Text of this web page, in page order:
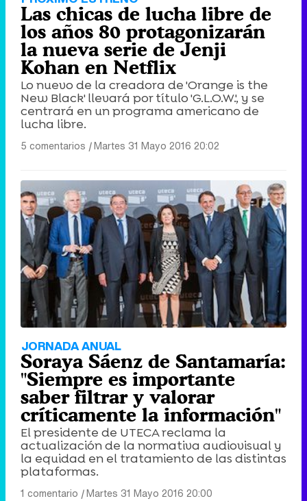
Las chicas de lucha libre de
los años 80 protagonizarán
la nueva serie de Jenji
Kohan en Netflix
Lo nuevo de la creadora de 'Orange is the
New Black' llevará por título 'G.L.O.W.', y se
centrará en un programa americano de
lucha libre.
5 comentarios |Martes 31 Mayo 2016 20:02
JORNADA ANUAL
Soraya Sáenz de Santamaría:
"Siempre es importante
saber filtrar y valorar
críticamente la información"
El presidente de UTECA reclama la
actualización de la normativa audiovisual y
la equidad en el tratamiento de las distintas
plataformas.
1 comentario |Martes 31 Mayo 2016 20:00